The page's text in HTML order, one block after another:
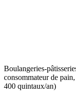
Boulangeries-
consommateur de
400 quintaux/an)